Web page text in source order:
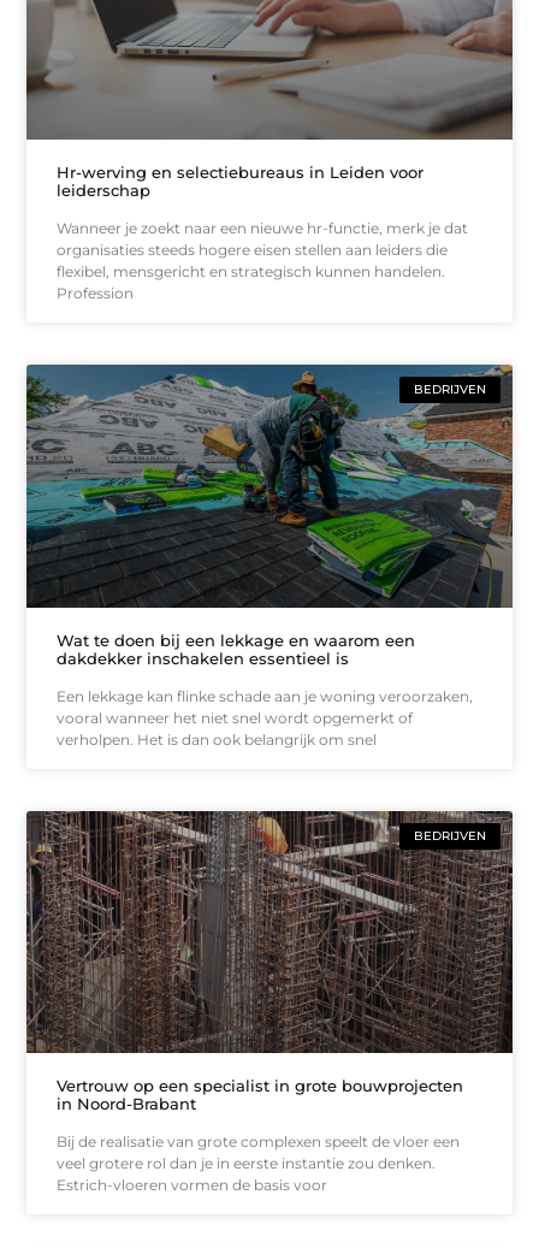
Hr-werving en selectiebureaus in Leiden voor
leiderschap
Wanneer je zoekt naar een nieuwe hr-functie, merk je dat
organisaties steeds hogere eisen stellen aan leiders die
flexibel, mensgericht en strategisch kunnen handelen.
Profession
BEDRIJVEN
Wat te doen bij een lekkage en waarom een
dakdekker inschakelen essentieel is
Een lekkage kan flinke schade aan je woning veroorzaken,
vooral wanneer het niet snel wordt opgemerkt of
verholpen. Het is dan ook belangrijk om snel
BEDRIJVEN
Vertrouw op een specialist in grote bouwprojecten
in Noord-Brabant
Bij de realisatie van grote complexen speelt de vloer een
veel grotere rol dan je in eerste instantie zou denken.
Estrich-vloeren vormen de basis voor